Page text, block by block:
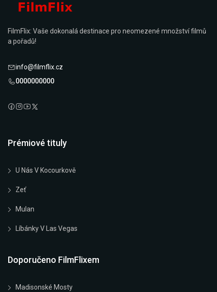
FilmFlix: Vaše dokonalá destinace pro neomezené množství filmů
a pořadů!
info@filmflix.cz
0000000000
Prémiové tituly
U Nás V Kocourkově
Zeť
Mulan
Líbánky V Las Vegas
Doporučeno FilmFlixem
Madisonské Mosty